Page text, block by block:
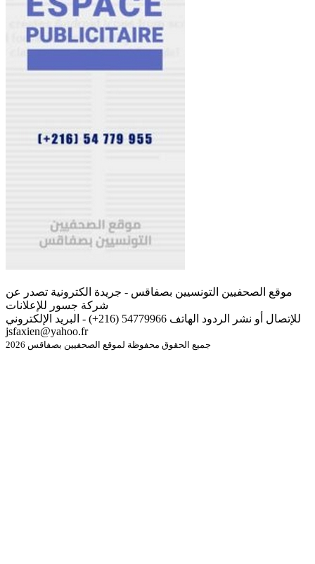
موقع الصحفيين التونسيين بصفاقس - جريدة الكترونية تصدر عن
شركة جسور للإعلانات
للإتصال أو نشر الردود الهاتف 54779966 (216+) - البريد الإلكتروني
jsfaxien@yahoo.fr
جميع الحقوق محفوظة لموقع الصحفيين بصفاقس 2026